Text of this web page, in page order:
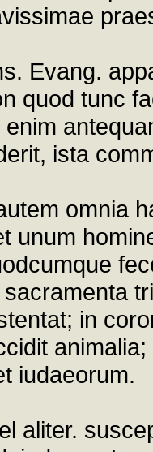
Evang.
quod tunc
ista
omnia
unum
in
iudaeorum.
aliter.